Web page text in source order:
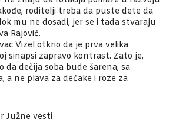
roditelji treba da puste dete da
mu ne dosadi, jer se i tada stvaraju
Rajović.
Vizel otkrio da je prva velika
sinapsi zapravo kontrast. Zato je,
da dečija soba bude šarena, sa
a ne plava za dečake i roze za
Južne vesti